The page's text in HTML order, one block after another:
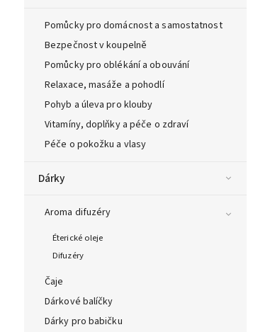
Pomůcky pro domácnost a samostatnost
Bezpečnost v koupelně
Pomůcky pro oblékání a obouvání
Relaxace, masáže a pohodlí
Pohyb a úleva pro klouby
Vitamíny, doplňky a péče o zdraví
Péče o pokožku a vlasy
Dárky
Aroma difuzéry
Éterické oleje
Difuzéry
Čaje
Dárkové balíčky
Dárky pro babičku